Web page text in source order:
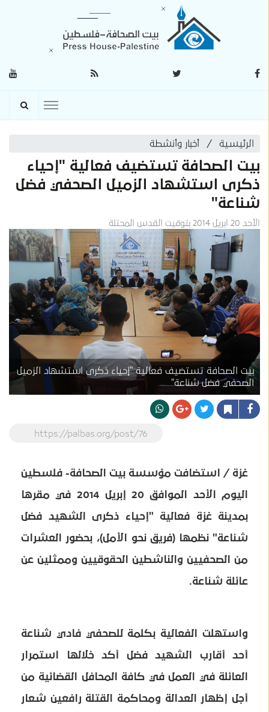
الرئيسية أخبار وأنشطة
بيت الصحافة تستضيف فعالية "إحياء
ذكرى استشهاد الزميل الصحفي فضل
شناعة"
الأحد 20 ابريل 2014 بتوقيت القدس المحتلة
بيت الصحافة تستضيف فعالية "إحياء ذكرى استشهاد الزميل
الصحفي فضل شناعة"
https://palbas.org/post/76
غزة / استضافت مؤسسة بيت الصحافة- فلسطين
اليوم الأحد الموافق 20 إبريل 2014 في مقرها
بمدينة غزة فعالية "إحياء ذكرى الشهيد فضل
شناعة" نظمها (فريق نحو الأمل)، بحضور العشرات
من الصحفيين والناشطين الحقوقيين وممثلين عن
عائلة شناعة.
واستهلت الفعالية بكلمة للصحفي فادي شناعة
أحد أقارب الشهيد فضل أكد خلالها استمرار
العائلة في العمل في كافة المحافل القضائية من
أجل إظهار العدالة ومحاكمة القتلة رافعين شعار